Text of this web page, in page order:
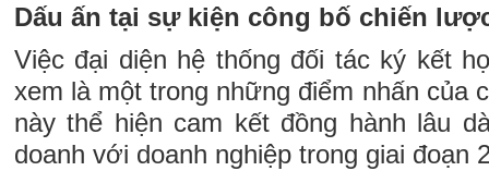
Dấu ấn tại sự kiện công bố chiến
Việc đại diện hệ thống đối tác ký kết
xem là một trong những điểm nhấn của
này thể hiện cam kết đồng hành lâu
doanh với doanh nghiệp trong giai đoạn